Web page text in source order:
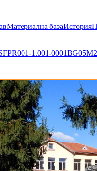
Материална базаИстория
1.001-0001